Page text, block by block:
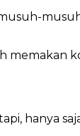
memakan
hanya